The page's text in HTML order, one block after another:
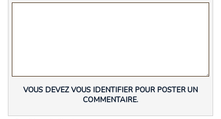
VOUS DEVEZ VOUS IDENTIFIER POUR POSTER UN
COMMENTAIRE.